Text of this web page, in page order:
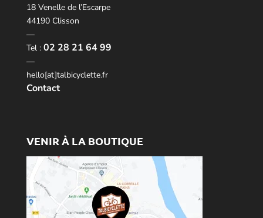
18 Venelle de l’Escarpe
44190 Clisson
—
Tel : 02 28 21 64 99
—
hello[at]talbicyclette.fr
Contact
VENIR À LA BOUTIQUE